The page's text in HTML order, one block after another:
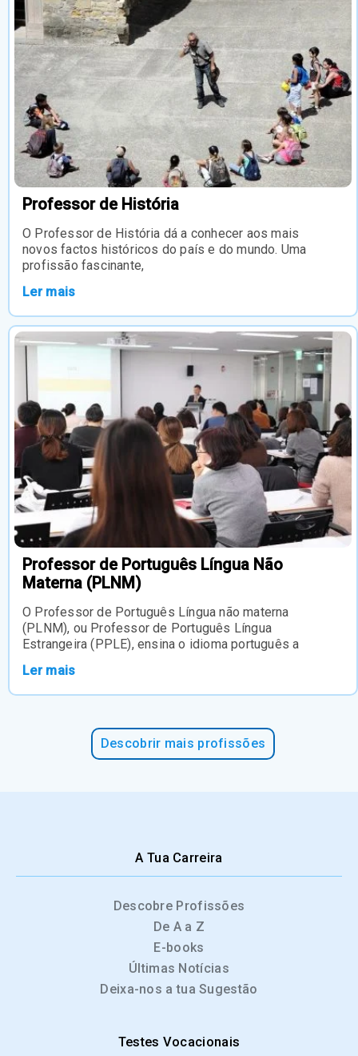
Professor de História
O Professor de História dá a conhecer aos mais
novos factos históricos do país e do mundo. Uma
profissão fascinante,
Ler mais
Professor de Português Língua Não
Materna (PLNM)
O Professor de Português Língua não materna
(PLNM), ou Professor de Português Língua
Estrangeira (PPLE), ensina o idioma português a
Ler mais
Descobrir mais profissões
A Tua Carreira
Descobre Profissões
De A a Z
E-books
Últimas Notícias
Deixa-nos a tua Sugestão
Testes Vocacionais